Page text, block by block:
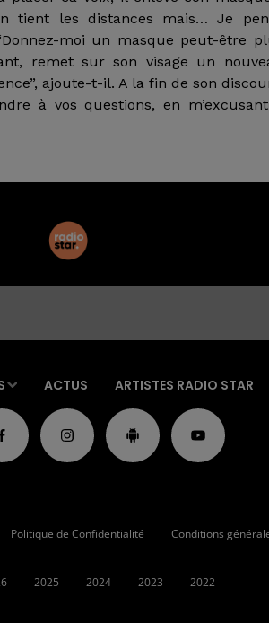
tient les distances mais… Je
moi un masque peut-être
remet sur son visage un
ajoute-t-il. A la fin de son
à vos questions, en
ACTUS ARTISTES RADIO STAR
Politique de Confidentialité Conditions
2025 2024 2023 2022